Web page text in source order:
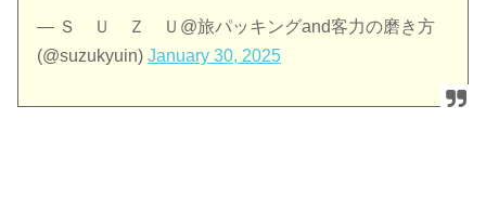
— Ｓ Ｕ Ｚ Ｕ@旅パッキングand客力の磨き方
(@suzukyuin)January 30, 2025